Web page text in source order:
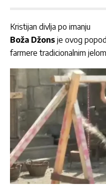
Kristijan divlja po imanju
Boža Džons je ovog
farmere tradicionalnim